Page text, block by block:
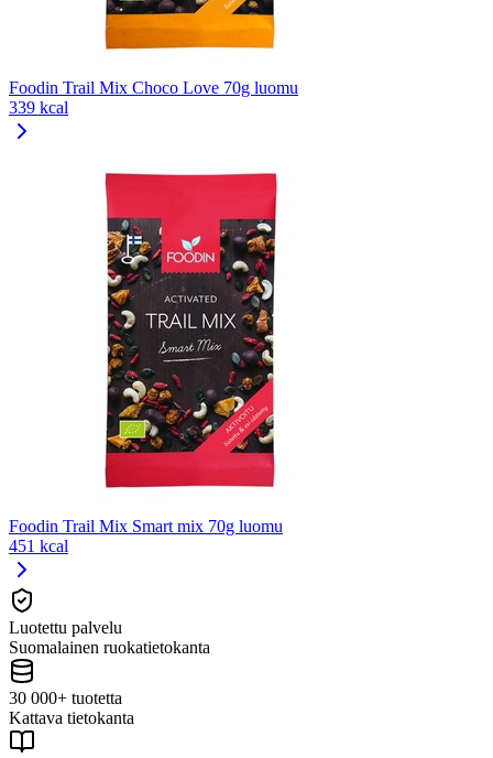
Foodin Trail Mix Choco Love 70g luomu
339 kcal
Foodin Trail Mix Smart mix 70g luomu
451 kcal
Luotettu palvelu
Suomalainen ruokatietokanta
30 000+ tuotetta
Kattava tietokanta